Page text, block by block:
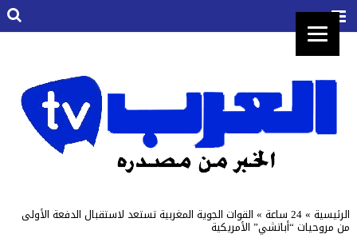
الرئيسية »24 ساعة »القوات الجوية المغربية تستعد لاستقبال الدفعة الأولى
من مروحيات “أباتشي” الأمريكية